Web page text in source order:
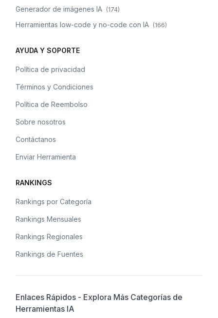
Generador de imágenes IA (174)
Herramientas low-code y no-code con IA (166)
AYUDA Y SOPORTE
Política de privacidad
Términos y Condiciones
Política de Reembolso
Sobre nosotros
Contáctanos
Enviar Herramienta
RANKINGS
Rankings por Categoría
Rankings Mensuales
Rankings Regionales
Rankings de Fuentes
Enlaces Rápidos - Explora Más Categorías de
Herramientas IA